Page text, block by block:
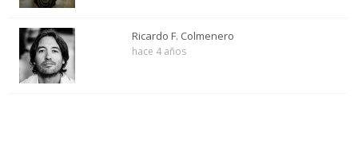
Ricardo F. Colmenero
hace 4 años